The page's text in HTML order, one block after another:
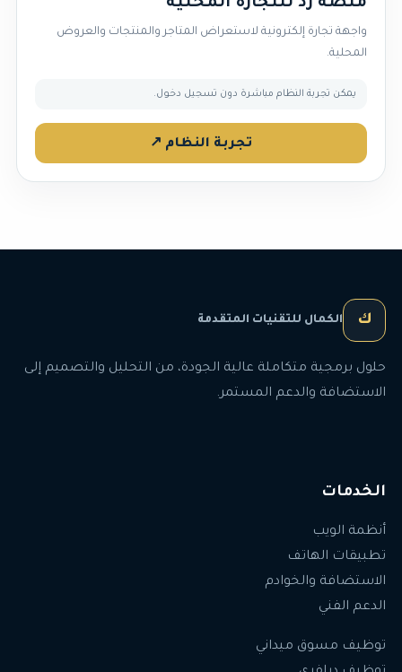
منصة زد للتجارة المحلية
واجهة تجارة إلكترونية لاستعراض المتاجر والمنتجات والعروض
المحلية.
يمكن تجربة النظام مباشرة دون تسجيل دخول.
تجربة النظام ↗
ك الكمال للتقنيات المتقدمة
حلول برمجية متكاملة عالية الجودة، من التحليل والتصميم إلى
الاستضافة والدعم المستمر.
الخدمات
أنظمة الويب
تطبيقات الهاتف
الاستضافة والخوادم
الدعم الفني
توظيف مسوق ميداني